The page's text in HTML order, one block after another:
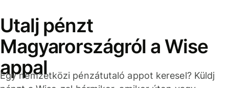
Utalj pénzt
Magyarországról a Wise
appal
Egy nemzetközi pénzátutaló appot keresel? Küldj